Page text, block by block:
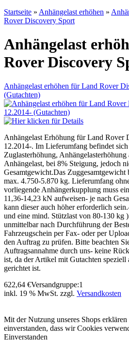
Startseite » Anhängelast erhöhen »
Rover Discovery Sport
Anhängelast
Rover Discovery
Anhängelast erhöhen für Land Rover
(Gutachten)
Anhängelast Erhöhung für Land Rover
12.2014-. Im Lieferumfang befindet
Zuglasterhöhung,
Anhängelast, bei 8% Steigung, jedoch
Gesamtgewicht.Das Zuggesamtgewicht
max. 4.750-5.870 kg. Lieferumfang
vorliegende Anhängerkupplung muss
11,36-14,23 kN aufweisen- je nach
kann dieser auch höher erforderlich
und eine mind. Stützlast von 80-130 kg
unmittelbar nach Durchführung der
Fahrzeugschein per Fax- oder per
den Auftrag zu prüfen. Bitte beachten
Auftragsannahme durch uns- keine
ist, da der Artikel mit Gutachten speziell
gerichtet ist.
622,64 €Versandgruppe:1
inkl. 19 % MwSt. zzgl. Versandkosten
Mit der Nutzung unseres Shops
einverstanden, dass wir Cookies
Einverstanden